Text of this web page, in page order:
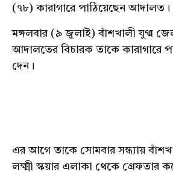
(৭৮) কারাগারে পাঠিয়েছেন আদালত।
মঙ্গলবার (৯ জুলাই) বাঁশখালী যুগ্ম
আদালতের বিচারক তাকে কারাগারে
দেন।
এর আগে তাকে সোমবার সন্ধ্যায়
লক্ষ্মী স্কয়ার এলাকা থেকে গ্রেফতার